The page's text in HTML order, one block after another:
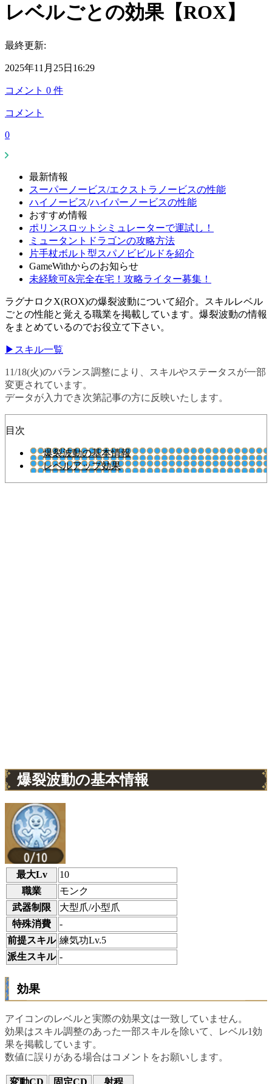
レベルごとの効果【ROX】
最終更新:
2025年11月25日16:29
コメント 0 件
コメント
0
最新情報
スーパーノービス/エクストラノービスの性能
ハイノービス/ハイパーノービスの性能
おすすめ情報
ポリンスロットシミュレーターで運試し！
ミュータントドラゴンの攻略方法
片手杖ボルト型スパノビビルドを紹介
GameWithからのお知らせ
未経験可&完全在宅！攻略ライター募集！
ラグナロクX(ROX)の爆裂波動について紹介。スキルレベル
ごとの性能と覚える職業を掲載しています。爆裂波動の情報
をまとめているのでお役立て下さい。
▶スキル一覧
11/18(火)のバランス調整により、スキルやステータスが一部
変更されています。
データが入力でき次第記事の方に反映いたします。
目次
爆裂波動の基本情報
レベルアップ効果
爆裂波動の基本情報
最大Lv
10
職業
モンク
武器制限
大型爪/小型爪
特殊消費
-
前提スキル 練気功Lv.5
派生スキル -
効果
アイコンのレベルと実際の効果文は一致していません。
効果はスキル調整のあった一部スキルを除いて、レベル1効
果を掲載しています。
数値に誤りがある場合はコメントをお願いします。